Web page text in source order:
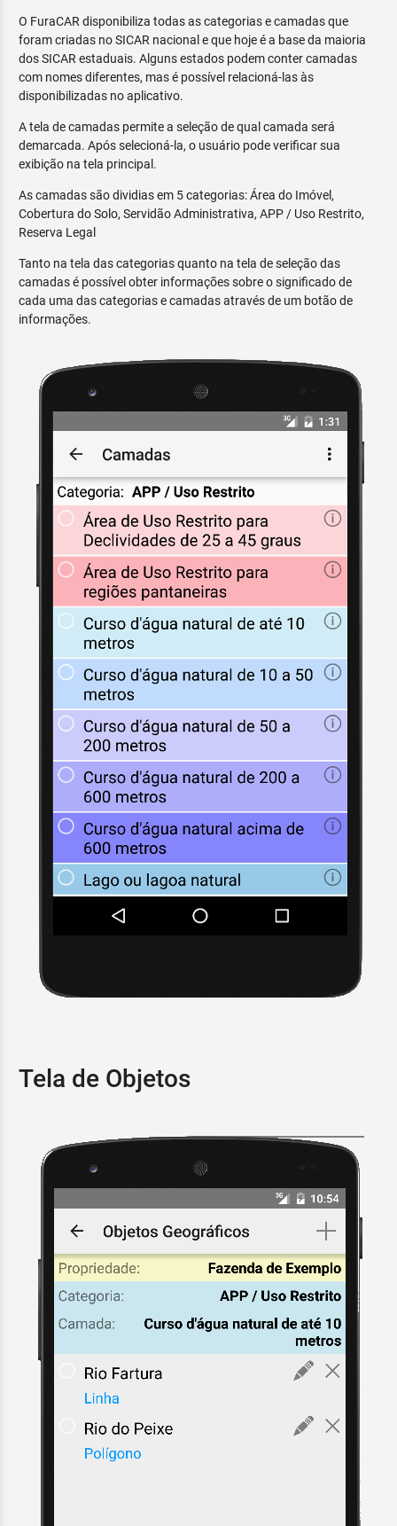
O FuraCAR disponibiliza todas as categorias e camadas que
foram criadas no SICAR nacional e que hoje é a base da maioria
dos SICAR estaduais. Alguns estados podem conter camadas
com nomes diferentes, mas é possível relacioná-las às
disponibilizadas no aplicativo.
A tela de camadas permite a seleção de qual camada será
demarcada. Após selecioná-la, o usuário pode verificar sua
exibição na tela principal.
As camadas são dividias em 5 categorias: Área do Imóvel,
Cobertura do Solo, Servidão Administrativa, APP / Uso Restrito,
Reserva Legal
Tanto na tela das categorias quanto na tela de seleção das
camadas é possível obter informações sobre o significado de
cada uma das categorias e camadas através de um botão de
informações.
Tela de Objetos